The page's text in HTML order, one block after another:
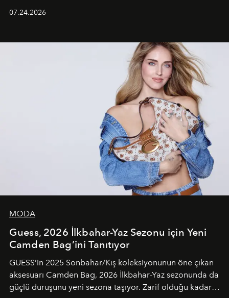
unsurlarından biri olarak öne çıkıyor.
07.24.2026
MODA
Guess, 2026 İlkbahar-Yaz Sezonu için Yeni
Camden Bag’ini Tanıtıyor
GUESS’in 2025 Sonbahar/Kış koleksiyonunun öne çıkan
aksesuarı Camden Bag, 2026 İlkbahar-Yaz sezonunda da
güçlü duruşunu yeni sezona taşıyor. Zarif olduğu kadar